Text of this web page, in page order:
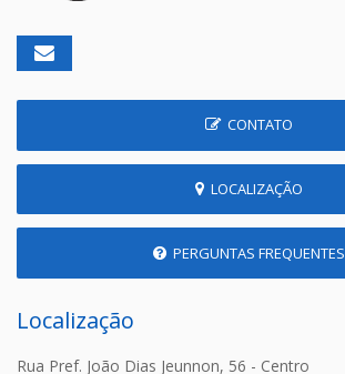
CONTATO
LOCALIZAÇÃO
PERGUNTAS FREQUENTES
Localização
Rua Pref. João Dias Jeunnon, 56 - Centro